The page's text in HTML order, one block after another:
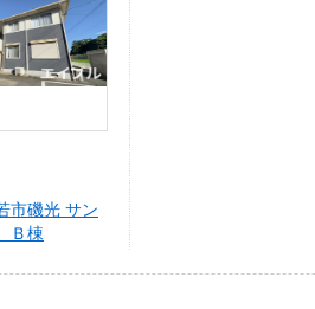
市磯光 サン
Ｂ棟